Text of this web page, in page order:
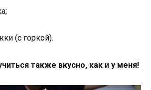
(с горкой).
также вкусно, как и у меня!